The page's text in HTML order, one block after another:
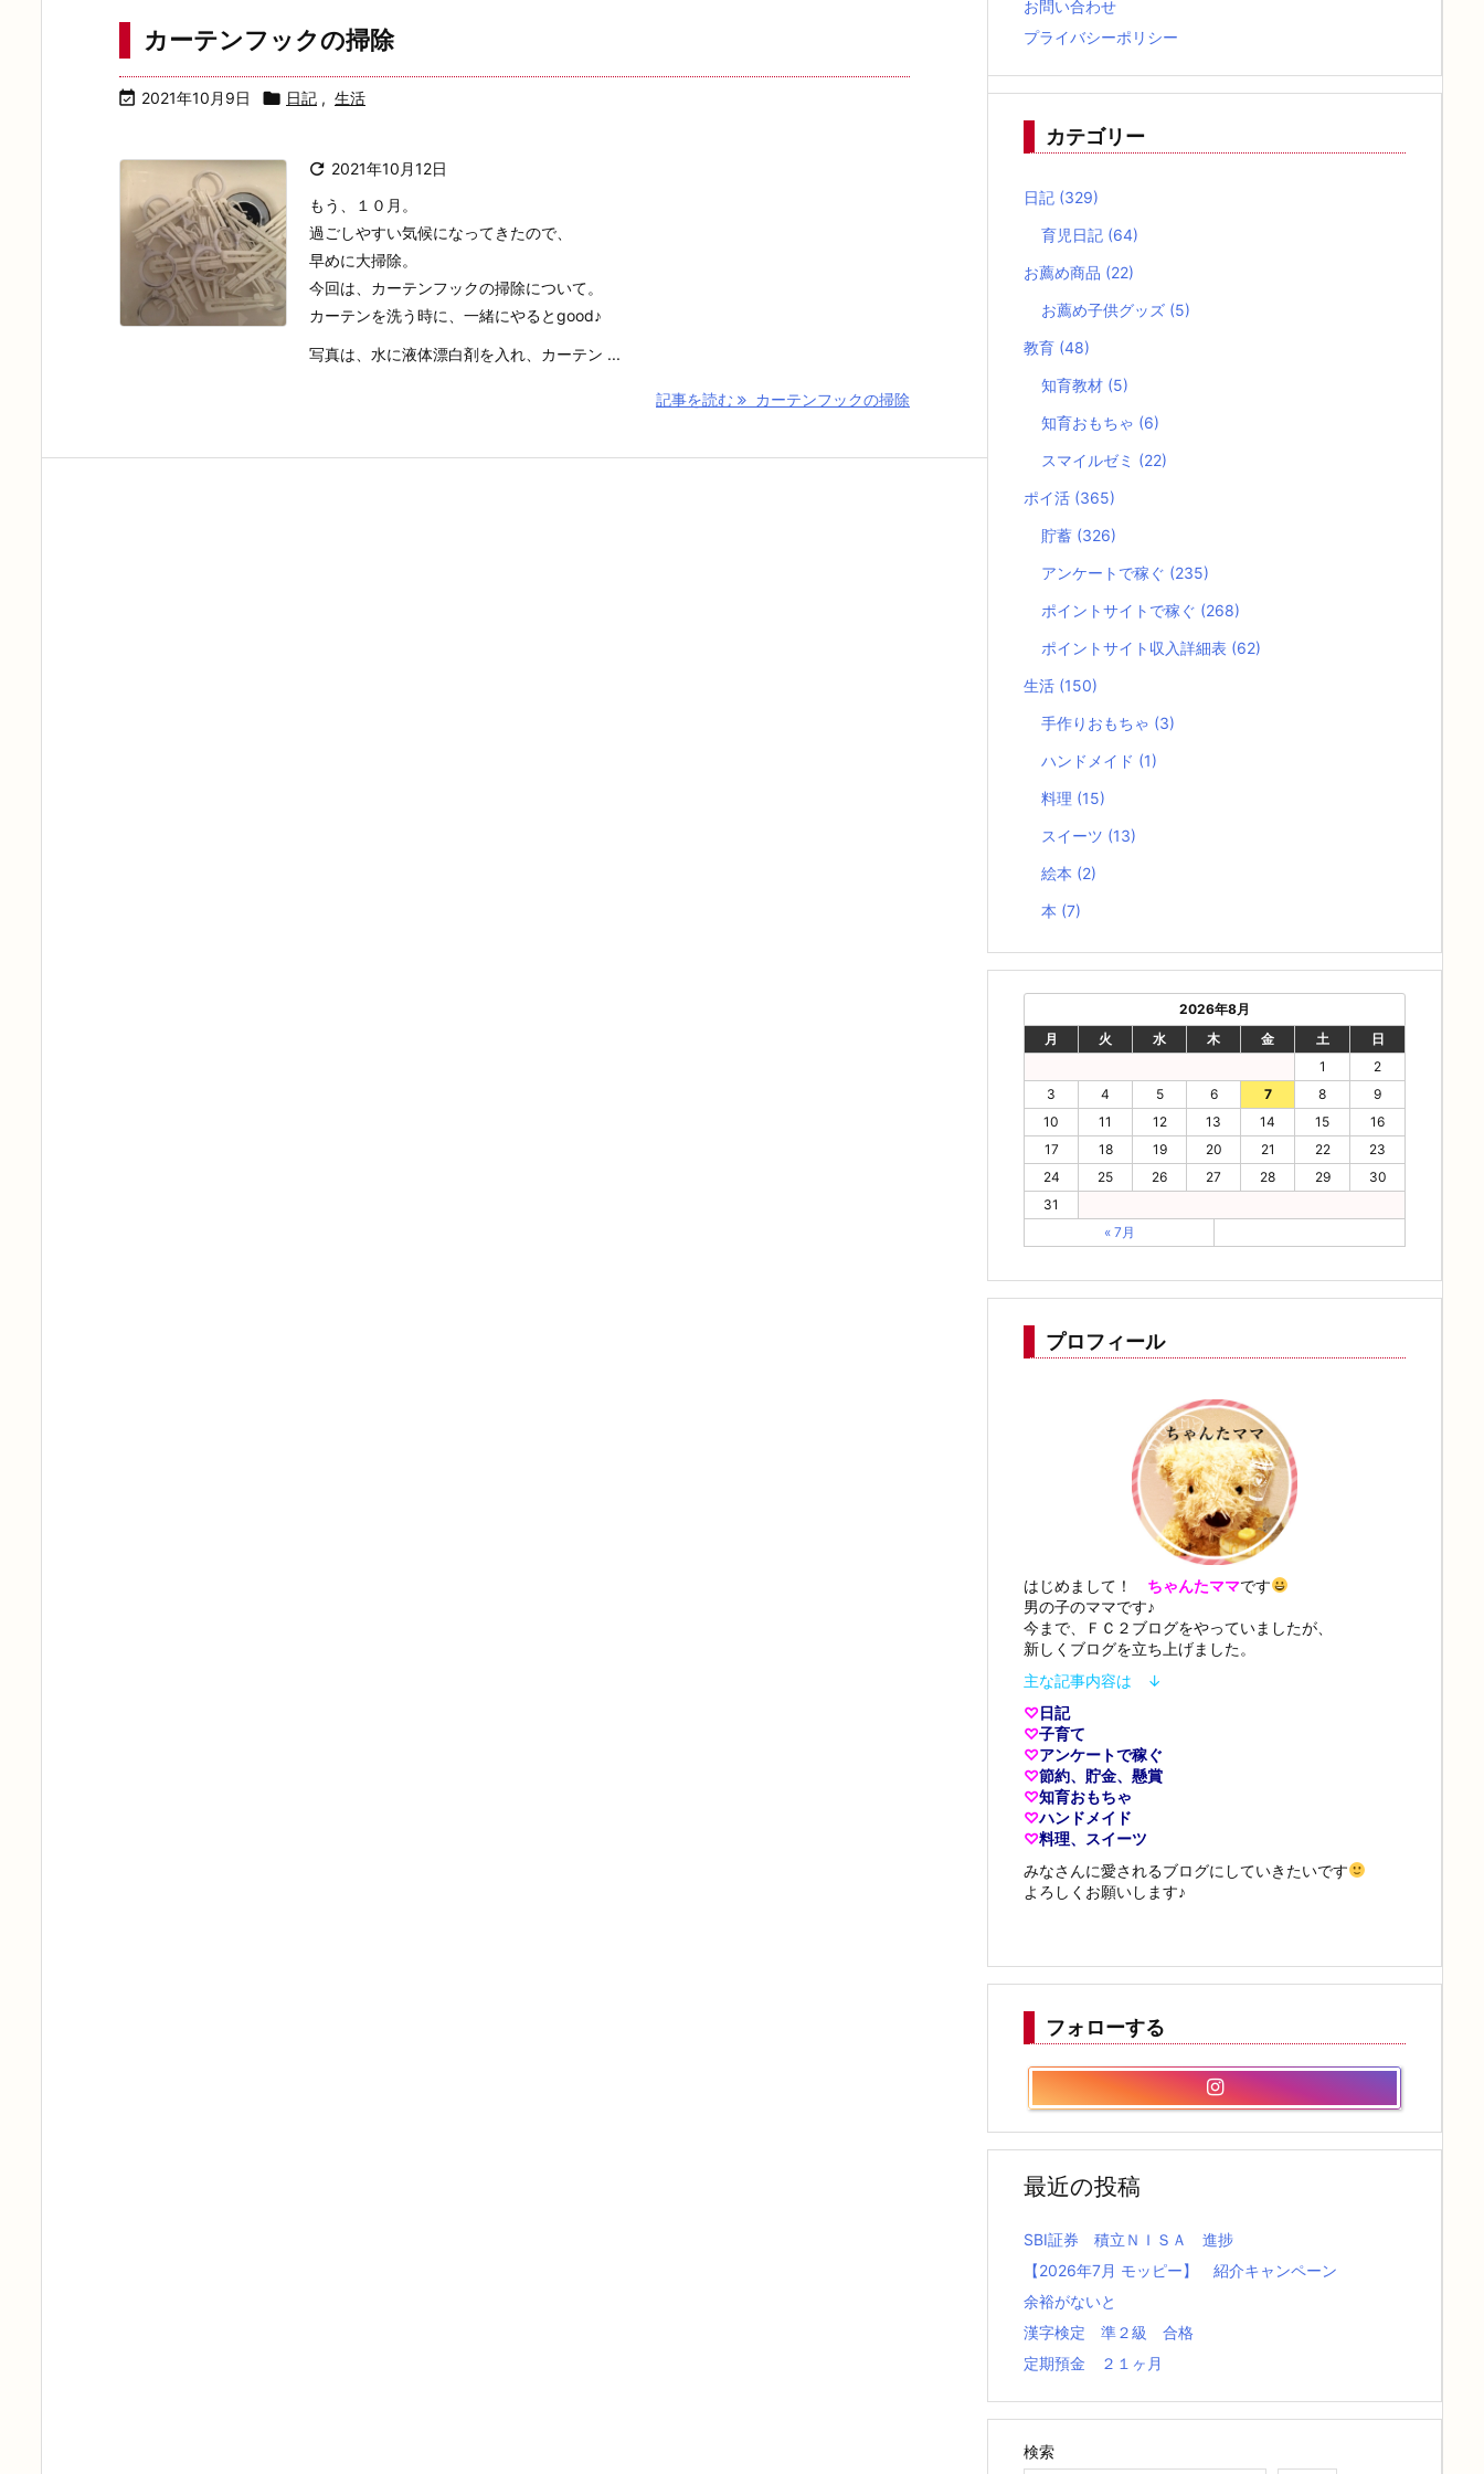
カーテンフックの掃除
 2021年10月9日  日記 , 生活
 2021年10月12日
もう、１０月。
過ごしやすい気候になってきたので、
早めに大掃除。
今回は、カーテンフックの掃除について。
カーテンを洗う時に、一緒にやるとgood♪
写真は、水に液体漂白剤を入れ、カーテン ...
記事を読む カーテンフックの掃除
お問い合わせ
プライバシーポリシー
カテゴリー
日記 (329)
育児日記 (64)
お薦め商品 (22)
お薦め子供グッズ (5)
教育 (48)
知育教材 (5)
知育おもちゃ (6)
スマイルゼミ (22)
ポイ活 (365)
貯蓄 (326)
アンケートで稼ぐ (235)
ポイントサイトで稼ぐ (268)
ポイントサイト収入詳細表 (62)
生活 (150)
手作りおもちゃ (3)
ハンドメイド (1)
料理 (15)
スイーツ (13)
絵本 (2)
本 (7)
2026年8月
月
火 水 木 金 土
日
1
2
3
4 5 6 7 8
9
10
11 12 13 14 15
16
17
18 19 20 21 22
23
24
25 26 27 28 29
30
31
« 7月
プロフィール
はじめまして！ ちゃんたママです
男の子のママです♪
今まで、ＦＣ２ブログをやっていましたが、
新しくブログを立ち上げました。
主な記事内容は ↓
♡日記
♡子育て
♡アンケートで稼ぐ
♡節約、貯金、懸賞
♡知育おもちゃ
♡ハンドメイド
♡料理、スイーツ
みなさんに愛されるブログにしていきたいです
よろしくお願いします♪
フォローする
最近の投稿
SBI証券 積立ＮＩＳＡ 進捗
【2026年7月 モッピー】 紹介キャンペーン
余裕がないと
漢字検定 準２級 合格
定期預金 ２１ヶ月
検索